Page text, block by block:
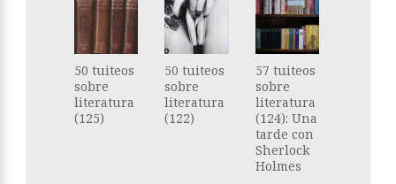
50 tuiteos
sobre
literatura
(125)
50 tuiteos
sobre
literatura
(122)
57 tuiteos
sobre
literatura
(124): Una
tarde con
Sherlock
Holmes